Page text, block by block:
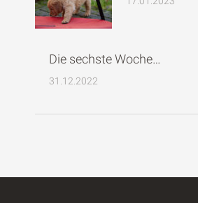
Die sechste Woche…
31.12.2022